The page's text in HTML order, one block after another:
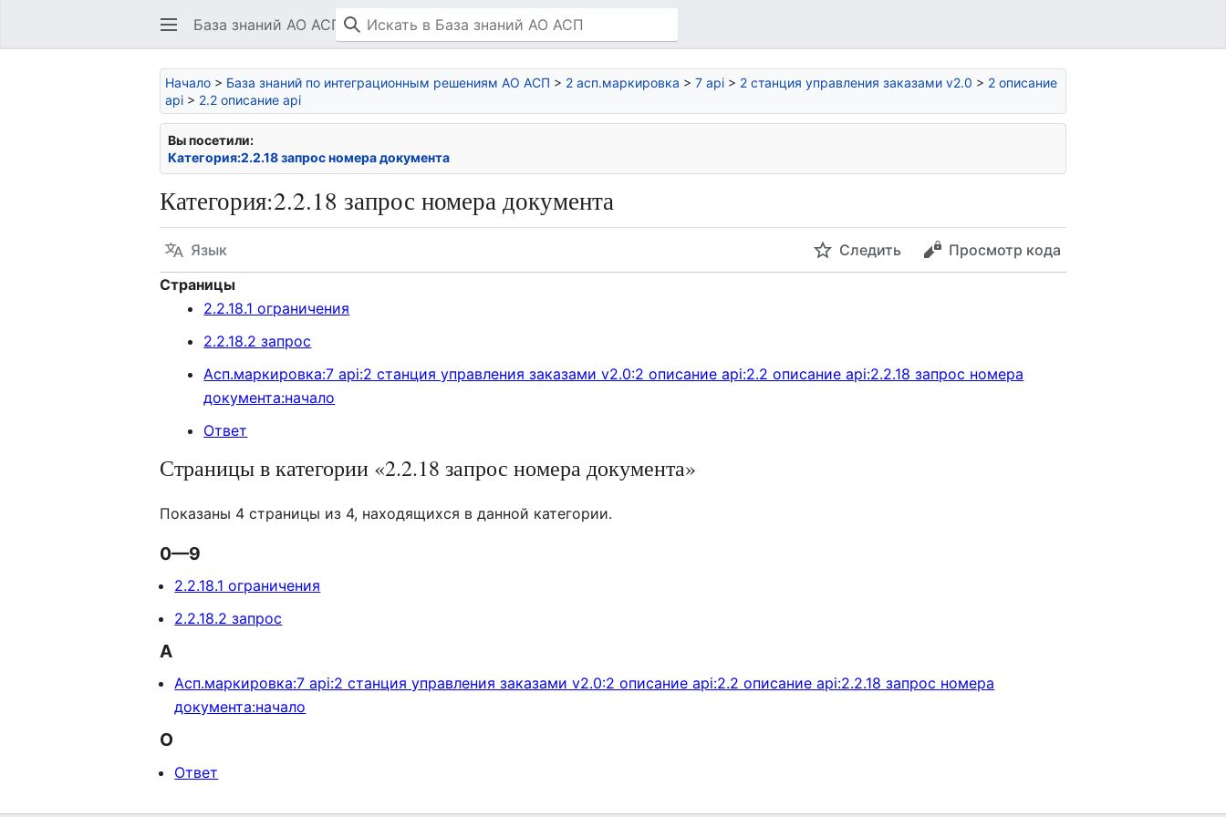
База знаний АО АСП
Начало > База знаний по интеграционным решениям АО АСП > 2 асп.маркировка >7 api > 2 станция управления заказами v2.0 > 2 описание
api > 2.2 описание api
Вы посетили:
Категория:2.2.18 запрос номера документа
Категория:2.2.18 запрос номера документа
Язык Следить
Просмотр кода
Страницы
2.2.18.1 ограничения
2.2.18.2 запрос
Асп.маркировка:7 api:2 станция управления заказами v2.0:2 описание api:2.2 описание api:2.2.18 запрос номера
документа:начало
Ответ
Страницы в категории «2.2.18 запрос номера документа»
Показаны 4 страницы из 4, находящихся в данной категории.
0—9
2.2.18.1 ограничения
2.2.18.2 запрос
А
Асп.маркировка:7 api:2 станция управления заказами v2.0:2 описание api:2.2 описание api:2.2.18 запрос номера
документа:начало
О
Ответ